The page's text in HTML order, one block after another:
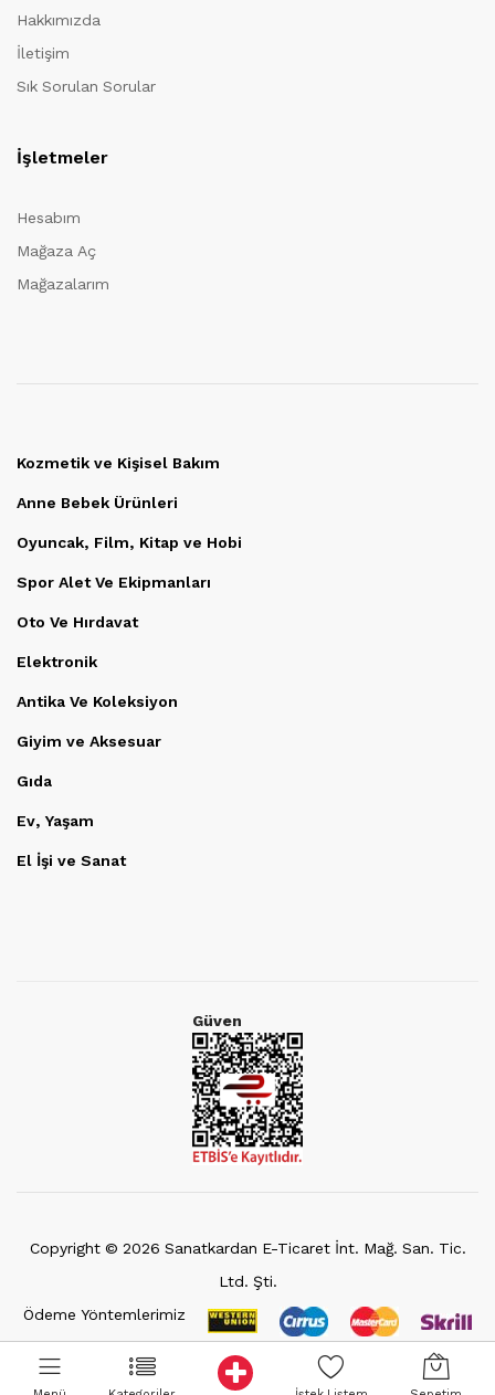
Hakkımızda
İletişim
Sık Sorulan Sorular
İşletmeler
Hesabım
Mağaza Aç
Mağazalarım
Kozmetik ve Kişisel Bakım
Anne Bebek Ürünleri
Oyuncak, Film, Kitap ve Hobi
Spor Alet Ve Ekipmanları
Oto Ve Hırdavat
Elektronik
Antika Ve Koleksiyon
Giyim ve Aksesuar
Gıda
Ev, Yaşam
El İşi ve Sanat
Güven
Copyright © 2026 Sanatkardan E-Ticaret İnt. Mağ. San. Tic.
Ltd. Şti.
Ödeme Yöntemlerimiz